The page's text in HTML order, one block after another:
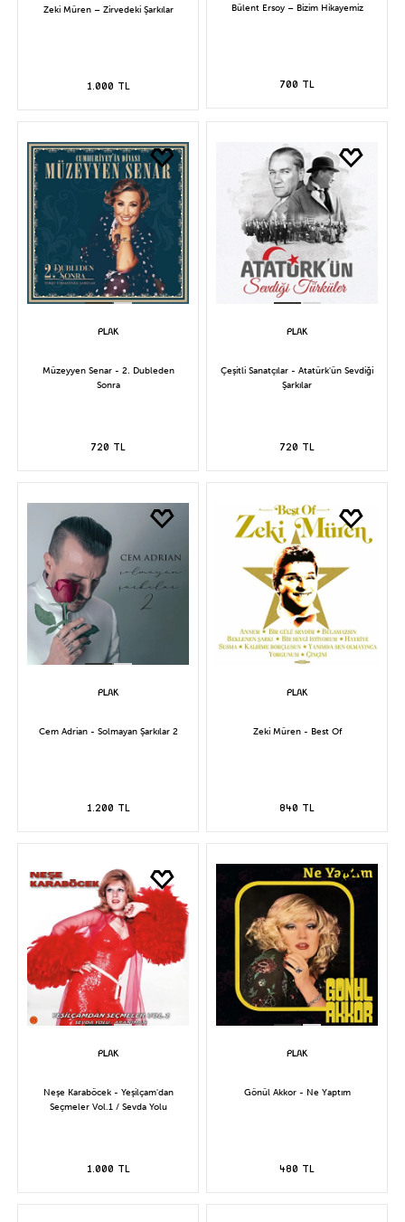
Zeki Müren – Zirvedeki Şarkılar
1.000 TL
Bülent Ersoy – Bizim Hikayemiz
700 TL
Müzeyyen Senar - 2. Dubleden
Sonra
720 TL
Çeşitli Sanatçılar - Atatürk'ün Sevdiği
Şarkılar
720 TL
Cem Adrian - Solmayan Şarkılar 2
1.200 TL
Zeki Müren - Best Of
840 TL
Neşe Karaböcek - Yeşilçam'dan
Seçmeler Vol.1 / Sevda Yolu
1.000 TL
Gönül Akkor - Ne Yaptım
480 TL